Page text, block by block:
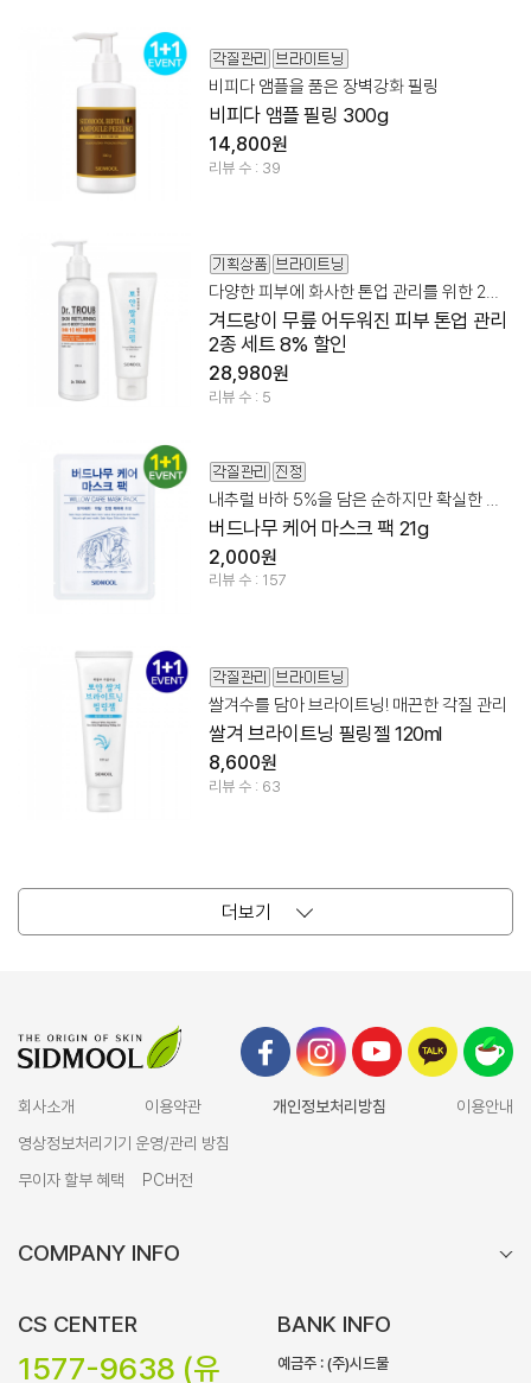
비피다 앰플을 품은 장벽강화 필링
비피다 앰플 필링 300g
14,800원
리뷰 수 : 39
다양한 피부에 화사한 톤업 관리를 위한 2종 세트!
겨드랑이 무릎 어두워진 피부 톤업 관리
2종 세트 8% 할인
28,980원
리뷰 수 : 5
내추럴 바하 5%을 담은 순하지만 확실한 각질 + 모공 정돈!
버드나무 케어 마스크 팩 21g
2,000원
리뷰 수 : 157
쌀겨수를 담아 브라이트닝! 매끈한 각질 관리
쌀겨 브라이트닝 필링젤 120ml
8,600원
리뷰 수 : 63
더보기
회사소개 이용약관 개인정보처리방침
이용안내
영상정보처리기기 운영/관리 방침
무이자 할부 혜택
PC버전
COMPANY INFO
CS CENTER
1577-9638 (유
BANK INFO
예금주 : (주)시드물